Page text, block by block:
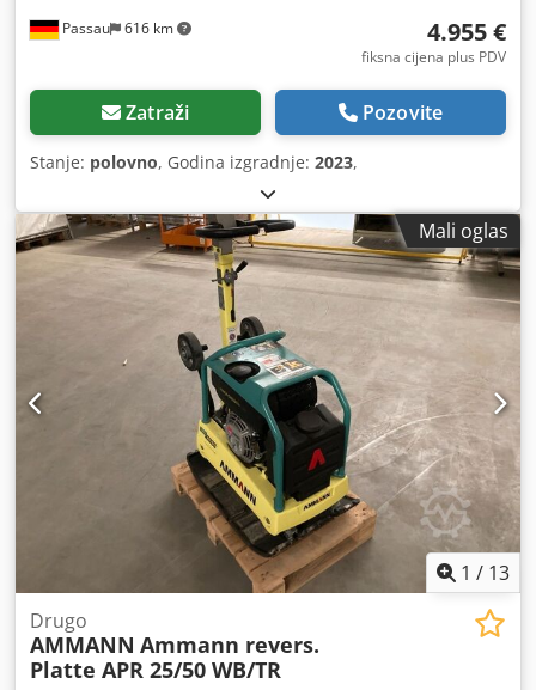
Passau 616 km 4.955 €
fiksna cijena plus PDV
Zatraži Pozovite
Stanje: polovno, Godina izgradnje: 2023,
Mali oglas
1 / 13
Drugo
AMMANN Ammann revers.
Platte APR 25/50 WB/TR